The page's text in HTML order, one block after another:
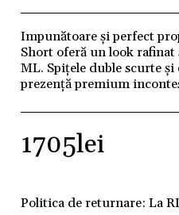
Impunătoare și perfect
Short oferă un look rafinat
ML. Spițele duble scurte
prezență premium
1705lei
Politica de returnare: La